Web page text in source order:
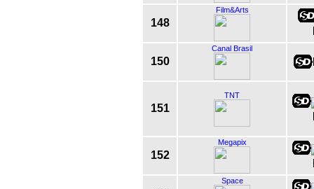
148
Film&Arts
150
Canal Brasil
151
TNT
152
Megapix
Space